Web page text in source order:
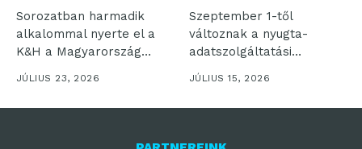
Sorozatban harmadik
alkalommal nyerte el a
K&H a Magyarország
Legjobb Digitális Bankja...
JÚLIUS 23, 2026
Szeptember 1-től
változnak a nyugta-
adatszolgáltatási
kötelezettségek, több
tízezer vállalkozás lehet
érintett –...
JÚLIUS 15, 2026